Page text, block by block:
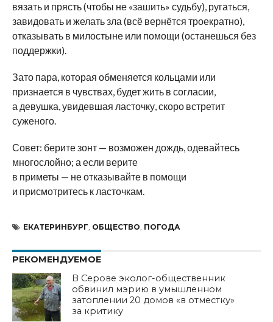
вязать и прясть (чтобы не «зашить» судьбу), ругаться,
завидовать и желать зла (всё вернётся троекратно),
отказывать в милостыне или помощи (останешься без
поддержки).
Зато пара, которая обменяется кольцами или
признается в чувствах, будет жить в согласии,
а девушка, увидевшая ласточку, скоро встретит
суженого.
Совет: берите зонт — возможен дождь, одевайтесь
многослойно; а если верите
в приметы — неотказывайте в помощи
и присмотритесь к ласточкам.
ЕКАТЕРИНБУРГ, ОБЩЕСТВО, ПОГОДА
РЕКОМЕНДУЕМОЕ
В Серове эколог-общественник
обвинил мэрию в умышленном
затоплении 20 домов «в отместку»
за критику